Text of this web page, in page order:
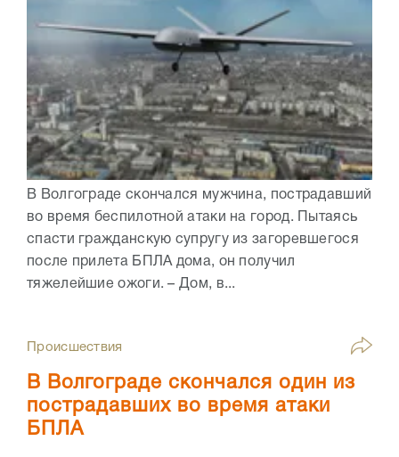
В Волгограде скончался мужчина, пострадавший
во время беспилотной атаки на город. Пытаясь
спасти гражданскую супругу из загоревшегося
после прилета БПЛА дома, он получил
тяжелейшие ожоги. – Дом, в...
Происшествия
В Волгограде скончался один из
пострадавших во время атаки
БПЛА